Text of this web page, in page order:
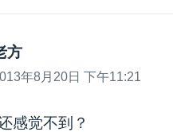
方
道：
年8月20日 下午11:21
感觉不到？